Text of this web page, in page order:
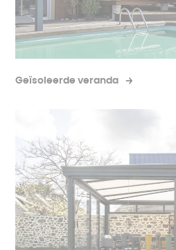
Geïsoleerde veranda